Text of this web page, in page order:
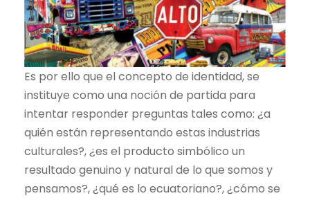
Es por ello que el concepto de identidad, se
instituye como una noción de partida para
intentar responder preguntas tales como: ¿a
quién están representando estas industrias
culturales?, ¿es el producto simbólico un
resultado genuino y natural de lo que somos y
pensamos?, ¿qué es lo ecuatoriano?, ¿cómo se